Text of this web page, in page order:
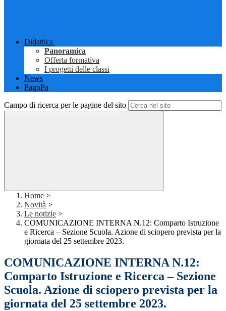
Didattica
Panoramica
Offerta formativa
I progetti delle classi
News
PagoPa
Campo di ricerca per le pagine del sito
Home >
Novità >
Le notizie >
COMUNICAZIONE INTERNA N.12: Comparto Istruzione
e Ricerca – Sezione Scuola. Azione di sciopero prevista per la
giornata del 25 settembre 2023.
COMUNICAZIONE INTERNA N.12:
Comparto Istruzione e Ricerca – Sezione
Scuola. Azione di sciopero prevista per la
giornata del 25 settembre 2023.